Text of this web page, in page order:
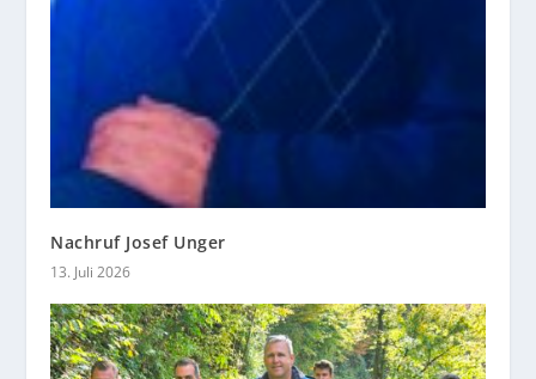
Nachruf Josef Unger
13. Juli 2026